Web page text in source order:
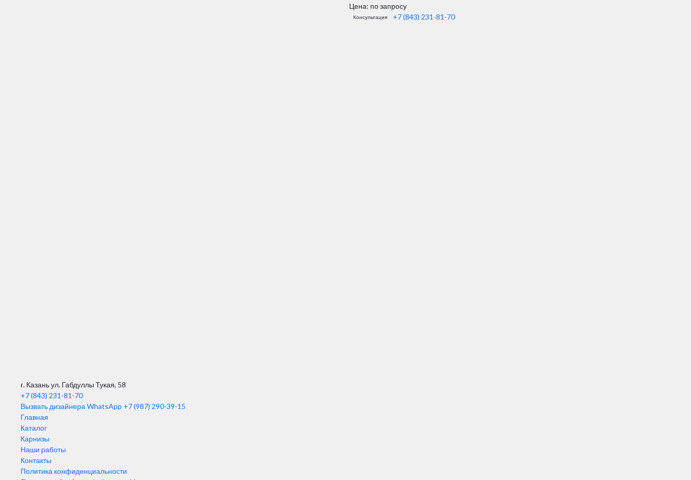
Цена: по запросу
Консультация +7 (843) 231-81-70
г. Казань ул. Габдуллы Тукая, 58
+7 (843) 231-81-70
Вызвать дизайнера WhatsApp +7 (987) 290-39-15
Главная
Каталог
Карнизы
Наши работы
Контакты
Политика конфиденциальности